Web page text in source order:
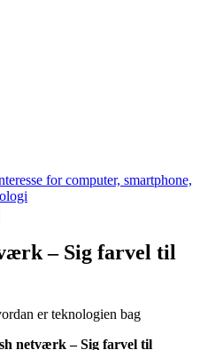
– Sig farvel til
netværk – Sig farvel til